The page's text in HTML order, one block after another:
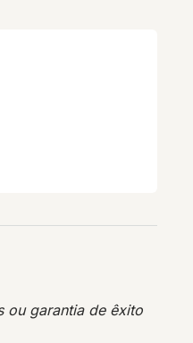
ou garantia de êxito